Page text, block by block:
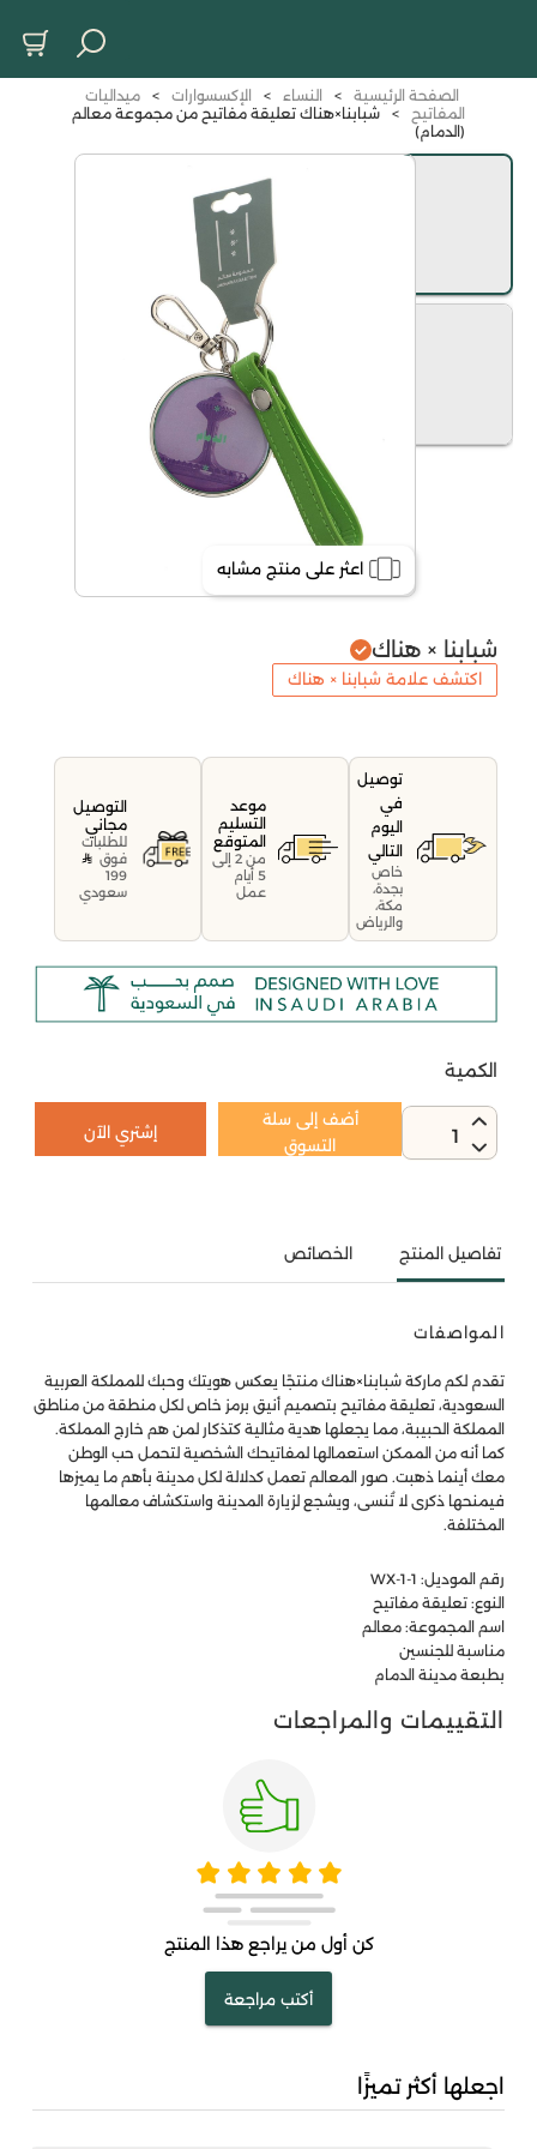
الصفحة الرئيسية > النساء > الإكسسوارات >
ميداليات
المفاتيح
>
شبابنا×هناك تعليقة مفاتيح من مجموعة معالم
(الدمام)
اعثر على منتج مشابه
شبابنا × هناك
اكتشف علامة شبابنا × هناك
توصيل
في
اليوم
التالي
خاص
بجدة،
مكة،
والرياض
موعد
التسليم
المتوقع
من 2 إلى
5 أيام
عمل
التوصيل
مجاني
للطلبات
فوق
199
سعودي
الكمية
1
أضف إلى سلة
التسوق
إشتري الآن
تفاصيل المنتج الخصائص
المواصفات
تقدم لكم ماركة شبابنا×هناك منتجًا يعكس هويتك وحبك للمملكة العربية
السعودية، تعليقة مفاتيح بتصميم أنيق برمز خاص لكل منطقة من مناطق
المملكة الحبيبة، مما يجعلها هدية مثالية كتذكار لمن هم خارج المملكة.
كما أنه من الممكن استعمالها لمفاتيحك الشخصية لتحمل حب الوطن
معك أينما ذهبت. صور المعالم تعمل كدلالة لكل مدينة بأهم ما يميزها
فيمنحها ذكرى لا تُنسى، ويشجع لزيارة المدينة واستكشاف معالمها
المختلفة.
رقم الموديل: WX-1-1
النوع: تعليقة مفاتيح
اسم المجموعة: معالم
مناسبة للجنسين
بطبعة مدينة الدمام
التقييمات والمراجعات
كن أول من يراجع هذا المنتج
أكتب مراجعة
اجعلها أكثر تميزًا